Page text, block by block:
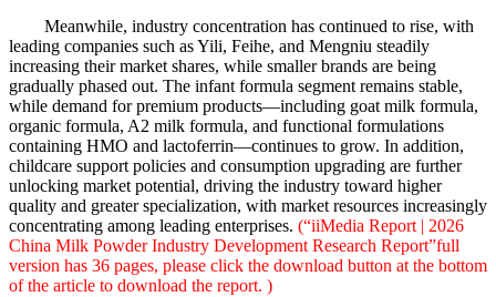
Meanwhile, industry concentration has continued to rise, with
leading companies such as Yili, Feihe, and Mengniu steadily
increasing their market shares, while smaller brands are being
gradually phased out. The infant formula segment remains stable,
while demand for premium products—including goat milk formula,
organic formula, A2 milk formula, and functional formulations
containing HMO and lactoferrin—continues to grow. In addition,
childcare support policies and consumption upgrading are further
unlocking market potential, driving the industry toward higher
quality and greater specialization, with market resources increasingly
concentrating among leading enterprises. (“iiMedia Report | 2026
China Milk Powder Industry Development Research Report”full
version has 36 pages, please click the download button at the bottom
of the article to download the report. )